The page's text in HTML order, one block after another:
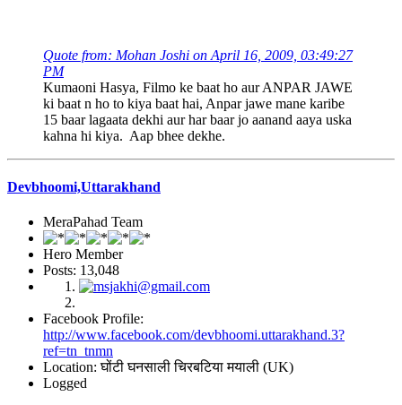
Quote from: Mohan Joshi on April 16, 2009, 03:49:27
PM
Kumaoni Hasya, Filmo ke baat ho aur ANPAR JAWE
ki baat n ho to kiya baat hai, Anpar jawe mane karibe
15 baar lagaata dekhi aur har baar jo aanand aaya uska
kahna hi kiya. Aap bhee dekhe.
Devbhoomi,Uttarakhand
MeraPahad Team
Hero Member
Posts: 13,048
Facebook Profile:
http://www.facebook.com/devbhoomi.uttarakhand.3?
ref=tn_tnmn
Location: घोंटी घनसाली चिरबटिया मयाली (UK)
Logged